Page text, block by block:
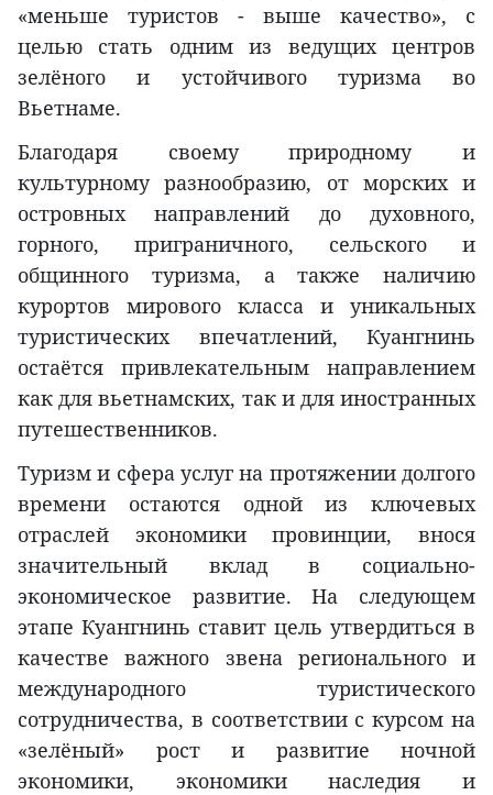
«меньше туристов - выше качество», с
целью стать одним из ведущих центров
зелёного и устойчивого туризма во
Вьетнаме.
Благодаря своему природному и
культурному разнообразию, от морских и
островных направлений до духовного,
горного, приграничного, сельского и
общинного туризма, а также наличию
курортов мирового класса и уникальных
туристических впечатлений, Куангнинь
остаётся привлекательным направлением
как для вьетнамских, так и для иностранных
путешественников.
Туризм и сфера услуг на протяжении долгого
времени остаются одной из ключевых
отраслей экономики провинции, внося
значительный вклад в социально-
экономическое развитие. На следующем
этапе Куангнинь ставит цель утвердиться в
качестве важного звена регионального и
международного туристического
сотрудничества, в соответствии с курсом на
«зелёный» рост и развитие ночной
экономики, экономики наследия и